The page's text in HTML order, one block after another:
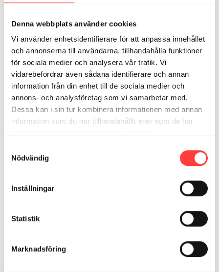
Denna webbplats använder cookies
Vi använder enhetsidentifierare för att anpassa innehållet
och annonserna till användarna, tillhandahålla funktioner
för sociala medier och analysera vår trafik. Vi
vidarebefordrar även sådana identifierare och annan
information från din enhet till de sociala medier och
annons- och analysföretag som vi samarbetar med.
Dessa kan i sin tur kombinera informationen med annan
information som du har tillhandahållit eller som de har
Nödvändig
Inställningar
Statistik
Marknadsföring
Härligt jobbigt pass. Extra gött med Håkan 😊 Kul med
0 Visa svar (1)
Kala februari 20, 2021
Supert pass😁👊👍👏 flere sånne ting!!
0 Visa svar (1)
Bra pass! Puh! Men gärna lite mer upp tempo på
musiken så man blir ännu mer taggad att köra hårdare.
Styrketräning och Håkan, vilken bra matchning! /Sanna
Styrkecirkel och Håkan H gör det goda livet gott! 🙌🏼